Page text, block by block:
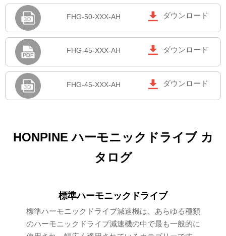
FHG-50-XXX-AH  ダウンロード
FHG-45-XXX-AH  ダウンロード
FHG-45-XXX-AH  ダウンロード
HONPINE ハーモニックドライブ カ
タログ
標準ハーモニックドライブ
標準ハーモニックドライブ減速機は、あらゆる種類
のハーモニックドライブ減速機の中で最も一般的に